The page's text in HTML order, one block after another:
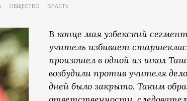
ОБЩЕСТВО ВЛАСТЬ
В конце мая узбекский
учитель избивает
произошел в одной из школ
возбудили против учителя
дней было закрыто. Таким